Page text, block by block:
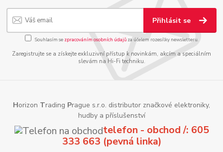
Přihlásit se
Souhlasím se zpracováním osobních údajůza účelem rozesílky newsletteru.
Zaregistrujte se a získejte exkluzivní přístup k novinkám, akcím a speciálním
slevám na Hi-Fi techniku.
Horizon Trading Prague s.r.o. distributor značkové elektroniky,
hudby a příslušenství
telefon - obchod /: 605
333 663 (pevná linka)